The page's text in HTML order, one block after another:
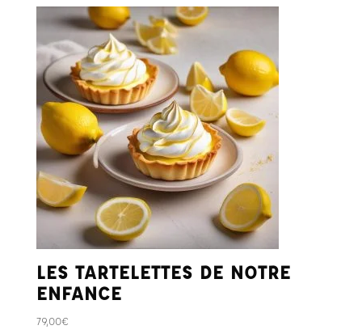
LES TARTELETTES DE NOTRE
ENFANCE
79,00€